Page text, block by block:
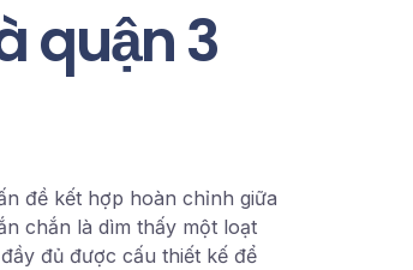
quận 3
đề kết hợp hoàn chỉnh giữa
chắn là dìm thấy một loạt
đủ được cấu thiết kế để